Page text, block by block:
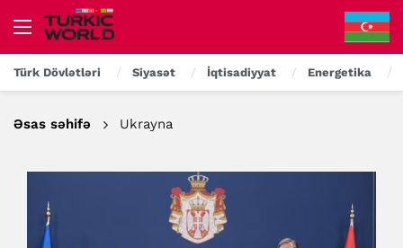
Türk Dövlətləri Siyasət İqtisadiyyat Energetika
Əsas səhifə Ukrayna